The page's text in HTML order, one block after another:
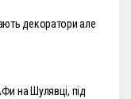
декоратори але
на Шулявці, під